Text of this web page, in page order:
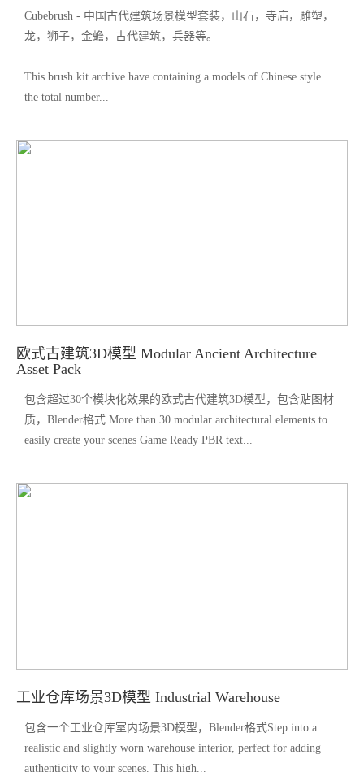
Cubebrush - 中国古代建筑场景模型套装，山石，寺庙，雕塑，
龙，狮子，金蟾，古代建筑，兵器等。
This brush kit archive have containing a models of Chinese style.
the total number...
欧式古建筑3D模型 Modular Ancient Architecture
Asset Pack
包含超过30个模块化效果的欧式古代建筑3D模型，包含贴图材
质，Blender格式 More than 30 modular architectural elements to
easily create your scenes Game Ready PBR text...
工业仓库场景3D模型 Industrial Warehouse
包含一个工业仓库室内场景3D模型，Blender格式Step into a
realistic and slightly worn warehouse interior, perfect for adding
authenticity to your scenes. This high...